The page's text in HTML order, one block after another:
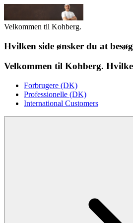
Velkommen til Kohberg.
Hvilken side ønsker du at
Velkommen til Kohberg.
Forbrugere (DK)
Professionelle (DK)
International Customers